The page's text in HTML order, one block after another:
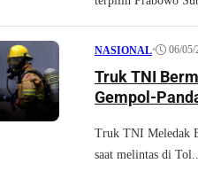
NASIONAL• 06/05/
Truk TNI
Gempol-
Truk TNI Meledak
saat melintas di